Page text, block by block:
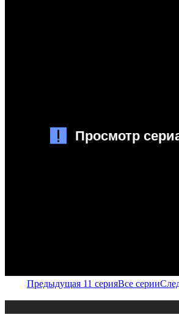
Предыдущая 11 серияВсе серии